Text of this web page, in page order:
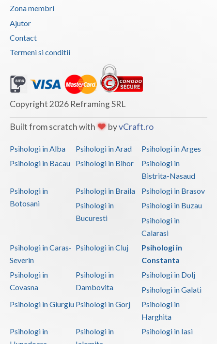
Satu-Mare
Sibiu
Suceava
Timis
Tulcea
Vrancea
Zona membri
Ajutor
Contact
Termeni si conditii
Copyright 2026 Reframing SRL
Built from scratch with byvCraft.ro
Psihologi in Alba Psihologi in Arad
Psihologi in Arges
Psihologi in Bacau
Psihologi in Bihor
Psihologi in
Bistrita-Nasaud
Psihologi in
Botosani
Psihologi in Braila
Psihologi in Brasov
Psihologi in
Bucuresti
Psihologi in Buzau
Psihologi in
Calarasi
Psihologi in Caras-
Severin
Psihologi in Cluj
Psihologi in
Constanta
Psihologi in
Covasna
Psihologi in
Dambovita
Psihologi in Dolj
Psihologi in Galati
Psihologi in Giurgiu Psihologi in Gorj
Psihologi in
Harghita
Psihologi in
Psihologi in
Psihologi in Iasi